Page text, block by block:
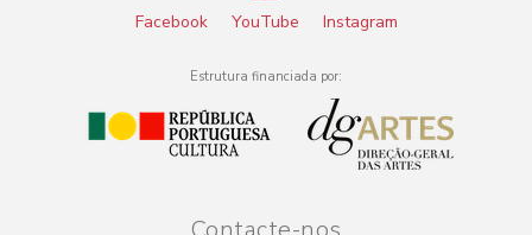
Facebook YouTube Instagram
Estrutura financiada por: